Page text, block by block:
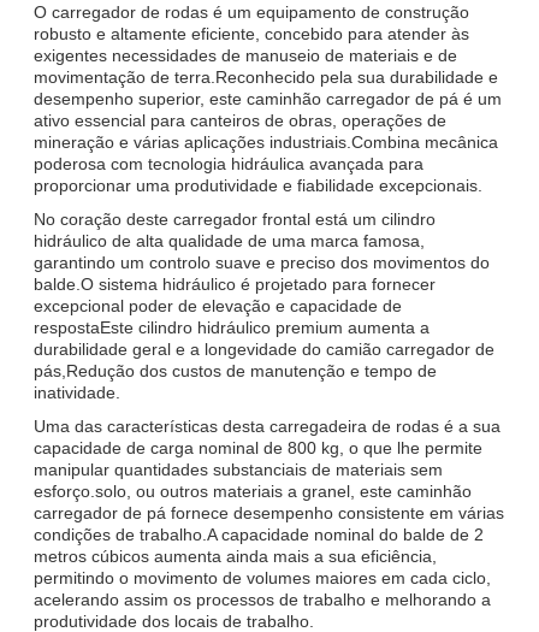
O carregador de rodas é um equipamento de construção
robusto e altamente eficiente, concebido para atender às
exigentes necessidades de manuseio de materiais e de
movimentação de terra.Reconhecido pela sua durabilidade e
desempenho superior, este caminhão carregador de pá é um
ativo essencial para canteiros de obras, operações de
mineração e várias aplicações industriais.Combina mecânica
poderosa com tecnologia hidráulica avançada para
proporcionar uma produtividade e fiabilidade excepcionais.
No coração deste carregador frontal está um cilindro
hidráulico de alta qualidade de uma marca famosa,
garantindo um controlo suave e preciso dos movimentos do
balde.O sistema hidráulico é projetado para fornecer
excepcional poder de elevação e capacidade de
respostaEste cilindro hidráulico premium aumenta a
durabilidade geral e a longevidade do camião carregador de
pás,Redução dos custos de manutenção e tempo de
inatividade.
Uma das características desta carregadeira de rodas é a sua
capacidade de carga nominal de 800 kg, o que lhe permite
manipular quantidades substanciais de materiais sem
esforço.solo, ou outros materiais a granel, este caminhão
carregador de pá fornece desempenho consistente em várias
condições de trabalho.A capacidade nominal do balde de 2
metros cúbicos aumenta ainda mais a sua eficiência,
permitindo o movimento de volumes maiores em cada ciclo,
acelerando assim os processos de trabalho e melhorando a
produtividade dos locais de trabalho.